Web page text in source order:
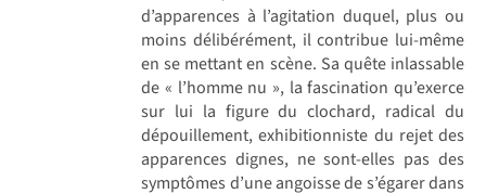
d’apparences à l’agitation duquel, plus ou
moins délibérément, il contribue lui-même
en se mettant en scène. Sa quête inlassable
de « l’homme nu », la fascination qu’exerce
sur lui la figure du clochard, radical du
dépouillement, exhibitionniste du rejet des
apparences dignes, ne sont-elles pas des
symptômes d’une angoisse de s’égarer dans